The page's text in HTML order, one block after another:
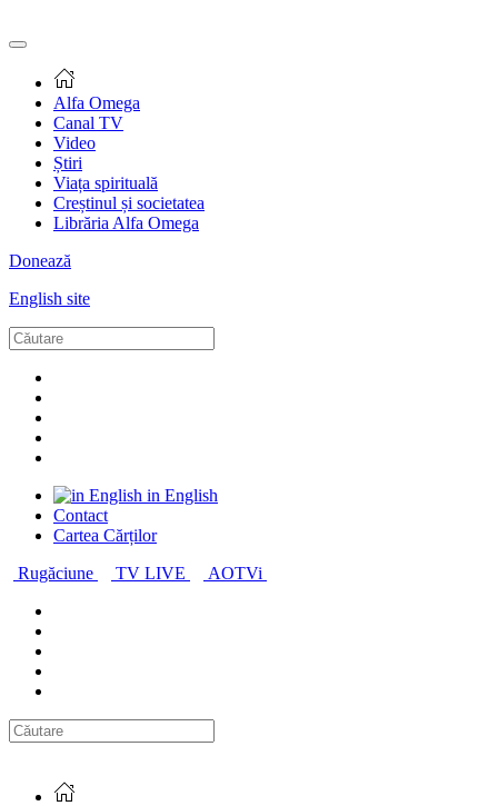
Alfa Omega
Canal TV
Video
Știri
Viața spirituală
Creștinul și societatea
Librăria Alfa Omega
Donează
English site
in English
Contact
Cartea Cărților
Rugăciune
TV LIVE AOTVi